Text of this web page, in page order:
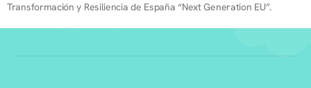
Transformación y Resiliencia de España “Next Generation EU”.